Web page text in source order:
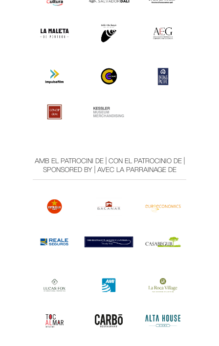
AMB EL PATROCINI DE | CON EL PATROCINIO DE |
SPONSORED BY | AVEC LA PARRAINAGE DE